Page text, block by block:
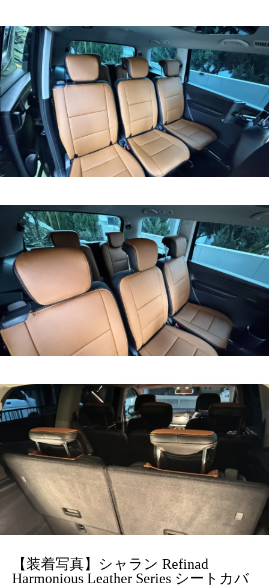
【装着写真】シャラン Refinad
Harmonious Leather Series シートカバ